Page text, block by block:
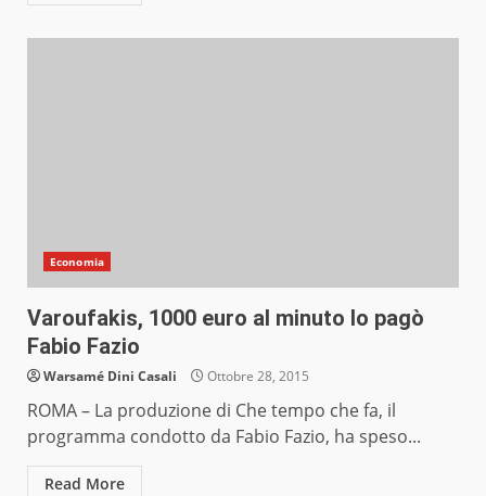
Economia
Varoufakis, 1000 euro al minuto lo pagò
Fabio Fazio
Warsamé Dini Casali Ottobre 28, 2015
ROMA – La produzione di Che tempo che fa, il
programma condotto da Fabio Fazio, ha speso...
Read More